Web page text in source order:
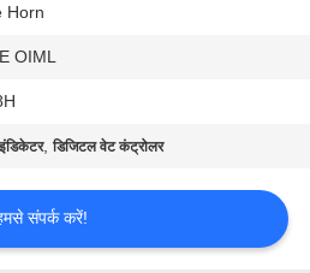
Horn
OIML
,डिजिटल वेट कंट्रोलर
संपर्क करें!